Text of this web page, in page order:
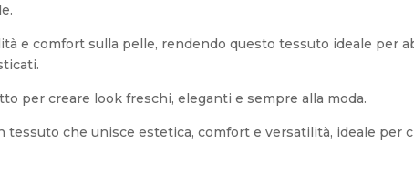
e comfort sulla pelle, rendendo questo tessuto ideale per
per creare look freschi, eleganti e sempre alla moda.
che unisce estetica, comfort e versatilità, ideale per